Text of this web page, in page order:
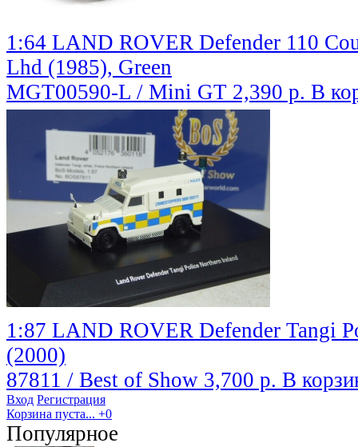
1:64 LAND ROVER Defender 110
Lhd (1985), Green
MGT00590-L / Mini GT 2,390 р. В
1:87 LAND ROVER Defender Tangi
(2000)
87811 / Best of Show 3,700 р. В
Вход Регистрация
Корзина пуста... +0
Популярное